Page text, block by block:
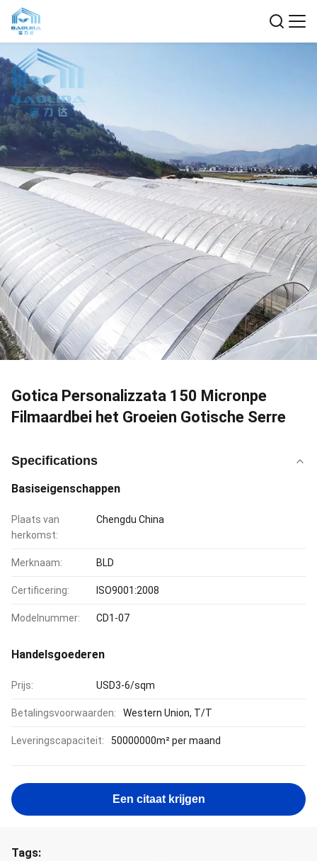
Gotica Personalizzata 150 Micronpe
Filmaardbei het Groeien Gotische Serre
Specifications
Basiseigenschappen
Plaats van
herkomst:
Chengdu China
Merknaam: BLD
Certificering: ISO9001:2008
Modelnummer: CD1-07
Handelsgoederen
Prijs: USD3-6/sqm
Betalingsvoorwaarden: Western Union, T/T
Leveringscapaciteit: 50000000m² per maand
Een citaat krijgen
Tags: